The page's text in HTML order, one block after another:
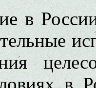
в
в